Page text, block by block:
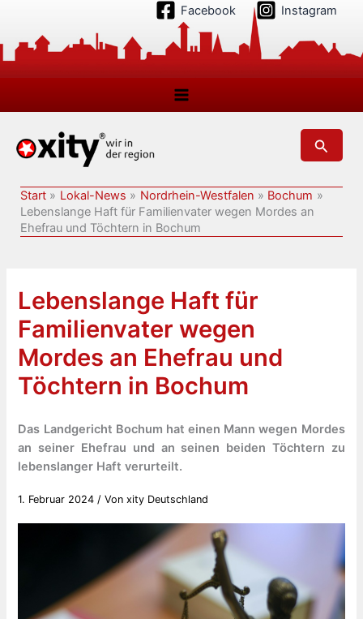
springen
Facebook Instagram
Suchen
Start Lokal-News Nordrhein-Westfalen
Bochum
Lebenslange Haft für Familienvater wegen Mordes an
Ehefrau und Töchtern in Bochum
Lebenslange Haft für
Familienvater wegen
Mordes an Ehefrau und
Töchtern in Bochum
Das Landgericht Bochum hat einen Mann wegen Mordes
an seiner Ehefrau und an seinen beiden Töchtern zu
lebenslanger Haft verurteilt.
1. Februar 2024 / Vonxity Deutschland